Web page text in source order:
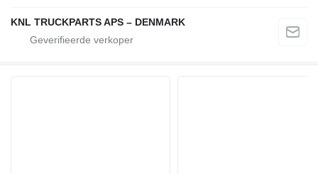
KNL TRUCKPARTS APS – DENMARK